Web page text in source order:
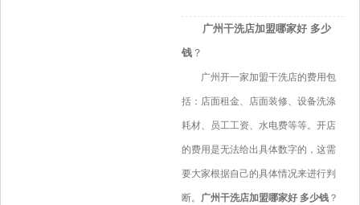
广州干洗店加盟哪家好 多少
钱？
广州开一家加盟干洗店的费用包
括：店面租金、店面装修、设备洗涤
耗材、员工工资、水电费等等。开店
的费用是无法给出具体数字的，这需
要大家根据自己的具体情况来进行判
断。 广州干洗店加盟哪家好 多少钱？